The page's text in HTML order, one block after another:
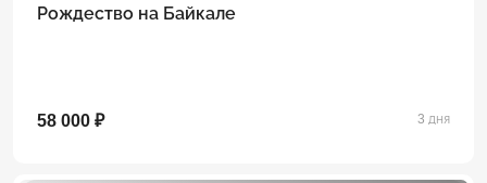
Рождество на Байкале
58 000 ₽ 3 дня